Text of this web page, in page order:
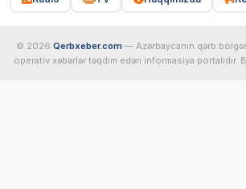
© 2026 Qerbxeber.com — Azərbaycanın qərb
operativ xəbərlər təqdim edən informasiya portalıdır.